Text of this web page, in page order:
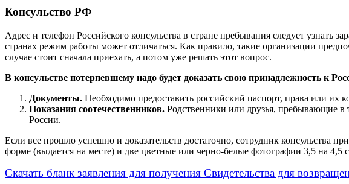
Консульство РФ
Адрес и телефон Российского консульства в стране пребывания следует
странах режим работы может отличаться. Как правило, такие организации
случае стоит сначала приехать, а потом уже решать этот вопрос.
В консульстве потерпевшему надо будет доказать свою принадлежность к
Документы. Необходимо предоставить российский паспорт, права или их
Показания соотечественников. Родственники или друзья, пребывающие в
России.
Если все прошло успешно и доказательств достаточно, сотрудник консульства
форме (выдается на месте) и две цветные или черно-белые фотографии 3,5 на 4,5
Скачать бланк заявления для получения Свидетельства для